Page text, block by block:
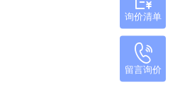
询价清单
留言询价